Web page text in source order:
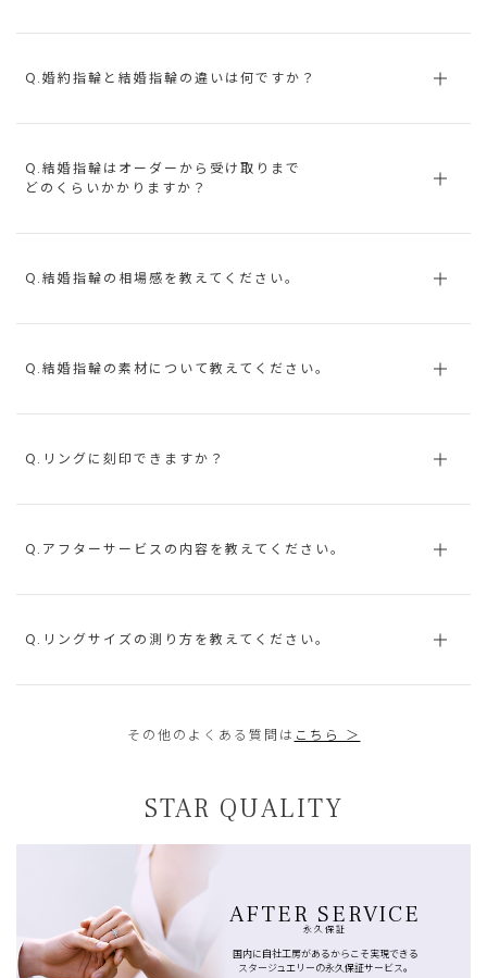
Q.婚約指輪と結婚指輪の違いは何ですか？
Q.結婚指輪はオーダーから受け取りまで
どのくらいかかりますか？
Q.結婚指輪の相場感を教えてください。
Q.結婚指輪の素材について教えてください。
Q.リングに刻印できますか？
Q.アフターサービスの内容を教えてください。
Q.リングサイズの測り方を教えてください。
その他のよくある質問は こちら ＞
STAR QUALITY
AFTER SERVICE
永久保証
国内に自社工房があるからこそ実現できる
スタージュエリーの永久保証サービス。